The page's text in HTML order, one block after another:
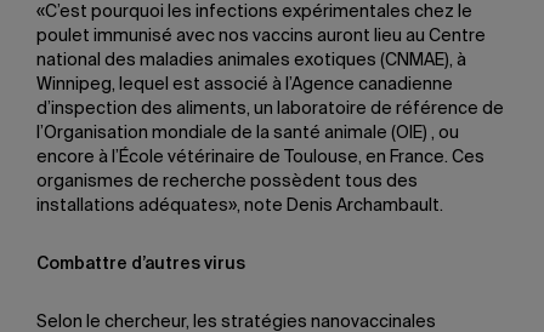
«C’est pourquoi les infections expérimentales chez le
poulet immunisé avec nos vaccins auront lieu au Centre
national des maladies animales exotiques (CNMAE), à
Winnipeg, lequel est associé à l’Agence canadienne
d’inspection des aliments, un laboratoire de référence de
l’Organisation mondiale de la santé animale (OIE) , ou
encore à l’École vétérinaire de Toulouse, en France. Ces
organismes de recherche possèdent tous des
installations adéquates», note Denis Archambault.
Combattre d’autres virus
Selon le chercheur, les stratégies nanovaccinales